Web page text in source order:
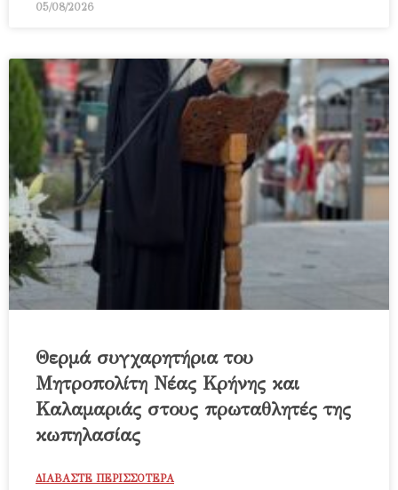
05/08/2026
Θερμά συγχαρητήρια του
Μητροπολίτη Νέας Κρήνης και
Καλαμαριάς στους πρωταθλητές της
κωπηλασίας
ΔΙΑΒΑΣΤΕ ΠΕΡΙΣΣΟΤΕΡΑ